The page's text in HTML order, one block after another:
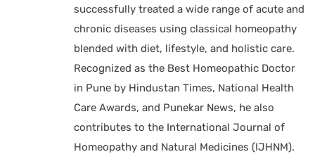
successfully treated a wide range of acute and
chronic diseases using classical homeopathy
blended with diet, lifestyle, and holistic care.
Recognized as the Best Homeopathic Doctor
in Pune by Hindustan Times, National Health
Care Awards, and Punekar News, he also
contributes to the International Journal of
Homeopathy and Natural Medicines (IJHNM).